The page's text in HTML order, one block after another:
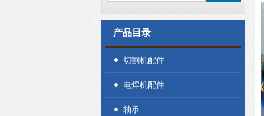
产品目录
切割机配件
电焊机配件
轴承